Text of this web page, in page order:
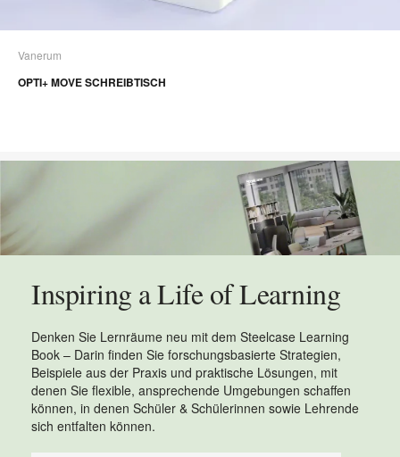
Vanerum
OPTI+ MOVE SCHREIBTISCH
Inspiring a Life of Learning
Denken Sie Lernräume neu mit dem Steelcase Learning
Book – Darin finden Sie forschungsbasierte Strategien,
Beispiele aus der Praxis und praktische Lösungen, mit
denen Sie flexible, ansprechende Umgebungen schaffen
können, in denen Schüler & Schülerinnen sowie Lehrende
sich entfalten können.